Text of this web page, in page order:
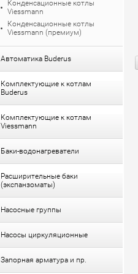
Конденсационные котлы
Viessmann
Конденсационные котлы
Viessmann (премиум)
Автоматика Buderus
Комплектующие к котлам
Buderus
Комплектующие к котлам
Viessmann
Баки-водонагреватели
Расширительные баки
(экспанзоматы)
Насосные группы
Насосы циркуляционные
Запорная арматура и пр.